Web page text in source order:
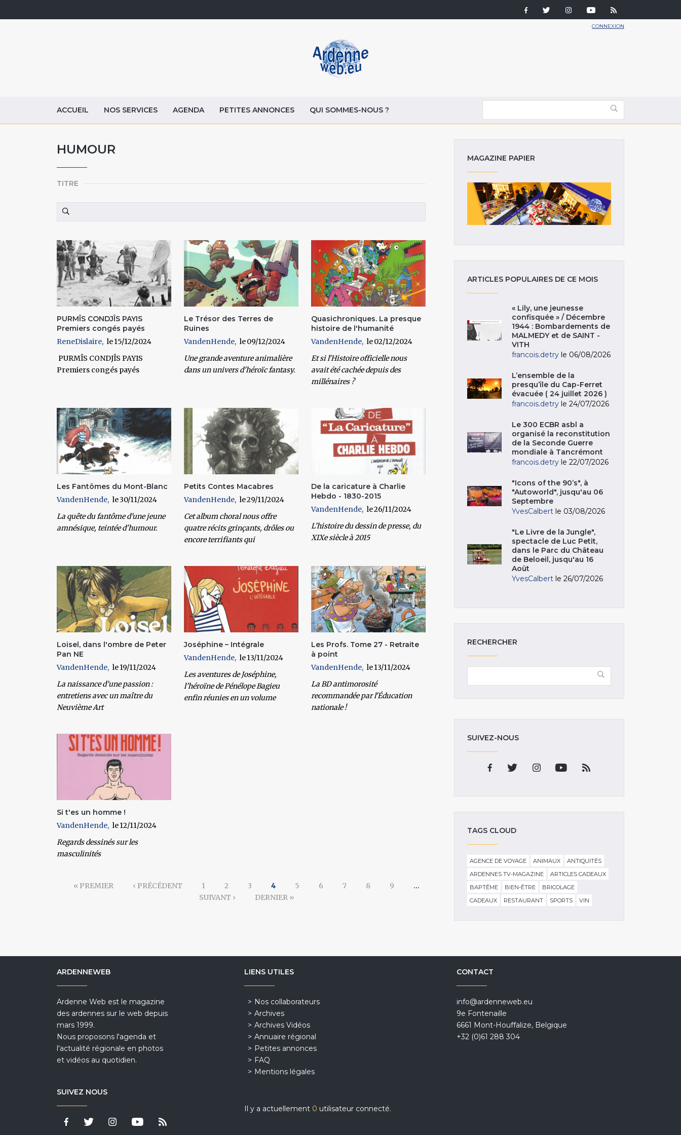
CONNEXION
ACCUEIL NOS SERVICES AGENDA PETITES ANNONCES QUI SOMMES-NOUS ?
HUMOUR
TITRE
PURMÎS CONDJÎS PAYIS
Premiers congés payés
ReneDislaire
15/12/2024
PURMÎS CONDJÎS PAYIS
Premiers congés payés
Le Trésor des Terres de
Ruines
VandenHende
09/12/2024
Une grande aventure animalière
dans un univers d'héroïc fantasy.
Quasichroniques. La presque
histoire de l'humanité
VandenHende
02/12/2024
Et si l'Histoire officielle nous
avait été cachée depuis des
millénaires ?
Les Fantômes du Mont-Blanc
VandenHende
30/11/2024
La quête du fantôme d'une jeune
amnésique, teintée d'humour.
Petits Contes Macabres
VandenHende
29/11/2024
Cet album choral nous offre
quatre récits grinçants, drôles ou
encore terrifiants qui
De la caricature à Charlie
Hebdo - 1830-2015
VandenHende
26/11/2024
L’histoire du dessin de presse, du
XIXe siècle à 2015
Loisel, dans l'ombre de Peter
Pan NE
VandenHende
19/11/2024
La naissance d’une passion :
entretiens avec un maître du
Neuvième Art
Joséphine – Intégrale
VandenHende
13/11/2024
Les aventures de Joséphine,
l’héroïne de Pénélope Bagieu
enfin réunies en un volume
Les Profs. Tome 27 - Retraite
à point
VandenHende
13/11/2024
La BD antimorosité
recommandée par l'Éducation
nationale !
Si t'es un homme !
VandenHende
12/11/2024
Regards dessinés sur les
masculinités
Pages
« PREMIER ‹ PRÉCÉDENT 1 2 3 4 5 6 7 8 9
…
SUIVANT ›
DERNIER »
MAGAZINE PAPIER
ARTICLES POPULAIRES DE CE MOIS
« Lily, une jeunesse
confisquée » / Décembre
1944 : Bombardements de
MALMEDY et de SAINT -
VITH
francois.detry le 06/08/2026
L’ensemble de la
presqu’île du Cap-Ferret
évacuée ( 24 juillet 2026 )
francois.detry le 24/07/2026
Le 300 ECBR asbl a
organisé la reconstitution
de la Seconde Guerre
mondiale à Tancrémont
francois.detry le 22/07/2026
"Icons of the 90’s", à
"Autoworld", jusqu'au 06
Septembre
YvesCalbert le 03/08/2026
"Le Livre de la Jungle",
spectacle de Luc Petit,
dans le Parc du Château
de Beloeil, jusqu'au 16
Août
YvesCalbert le 26/07/2026
RECHERCHER
SUIVEZ-NOUS
TAGS CLOUD
AGENCE DE VOYAGE ANIMAUX
ANTIQUITÉS
ARDENNES TV-MAGAZINE
ARTICLES CADEAUX
BAPTÊME
BIEN-ÊTRE
BRICOLAGE
CADEAUX
RESTAURANT SPORTS VIN
ARDENNEWEB
Ardenne Web est le magazine
des ardennes sur le web depuis
mars 1999.
Nous proposons l'agenda et
l'actualité régionale en photos
et vidéos au quotidien.
SUIVEZ NOUS
LIENS UTILES
Nos collaborateurs
Archives
Archives Vidéos
Annuaire régional
Petites annonces
FAQ
Mentions légales
Il y a actuellement 0 utilisateur connecté.
CONTACT
info@ardenneweb.eu
9e Fontenaille
6661 Mont-Houffalize, Belgique
+32 (0)61 288 304